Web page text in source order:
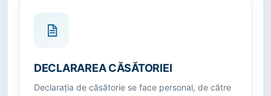
DECLARAREA CĂSĂTORIEI
Declaraţia de căsătorie se face personal, de către